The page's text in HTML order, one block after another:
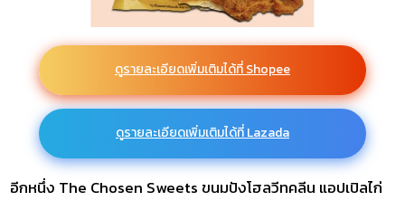
ดูรายละเอียดเพิ่มเติมได้ที่ Shopee
ดูรายละเอียดเพิ่มเติมได้ที่ Lazada
อีกหนึ่ง The Chosen Sweets ขนมปังโฮลวีทคลีน แอปเปิลไก่